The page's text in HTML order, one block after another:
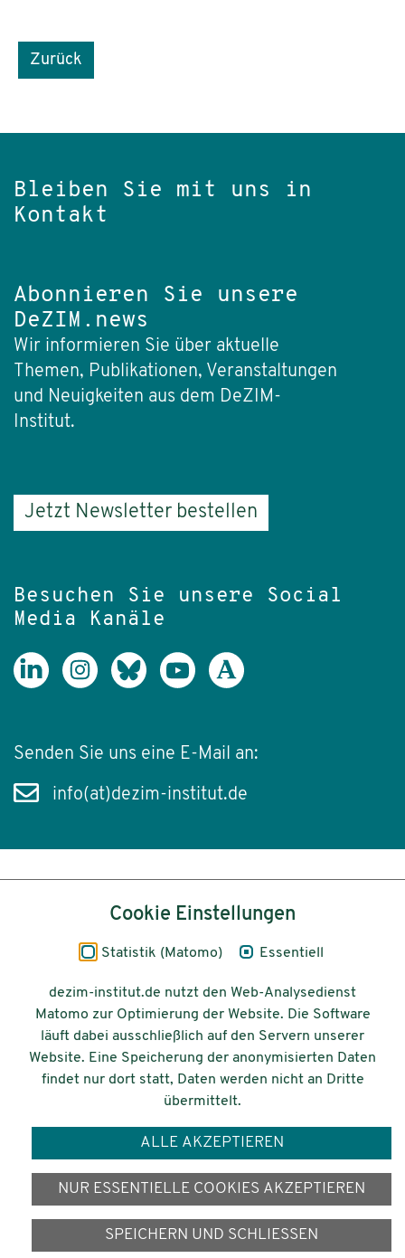
Zurück
Bleiben Sie mit uns in
Kontakt
Abonnieren Sie unsere
DeZIM.news
Wir informieren Sie über aktuelle
Themen, Publikationen, Veranstaltungen
und Neuigkeiten aus dem DeZIM-
Institut.
Jetzt Newsletter bestellen
Besuchen Sie unsere Social
Media Kanäle
Senden Sie uns eine E-Mail an:
info(at)dezim-institut.de
Impressum
Datenschutz
Barrierefreiheit
© 2026 Deutsches Zentrum für
Integrations-
und Migrationsforschung DeZIM e.V.
Cookie Einstellungen
Statistik (Matomo) Essentiell
dezim-institut.de nutzt den Web-Analysedienst
Matomo zur Optimierung der Website. Die Software
läuft dabei ausschließlich auf den Servern unserer
Website. Eine Speicherung der anonymisierten Daten
findet nur dort statt, Daten werden nicht an Dritte
übermittelt.
ALLE AKZEPTIEREN
NUR ESSENTIELLE COOKIES AKZEPTIEREN
SPEICHERN UND SCHLIESSEN